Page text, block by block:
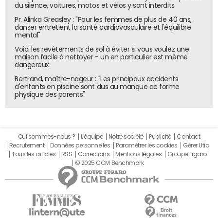
Microsoft versait l'amende de 497 millions d'euros que lui
avait infligé le 24 mars la Commission européenne pour
demandé à l'éditeur de "divulguer des informations
complètes et précises sur l'interopérabilité [
Window
] aux concepteurs de systèmes d'exploitation
pour serveurs de groupes de travail, et ce à des
conditions raisonnables".
hauteur de 82 millions de dollars, cette
opération permettait à l'équipementier de mettre la
main sur une solution de sauvegarde. Un outil qu'il
prévoyait d'intégrer à ses routeurs pour étendre leur
capacité de transfert de fichiers en environnement
(Wide Area Network), ainsi qu'à ses applications de
virtualisation de systèmes de stockage..
du silence, voitures, motos et vélos y sont interdits
Pr. Alinka Greasley : "Pour les femmes de plus de 40 ans,
danser entretient la santé cardiovasculaire et l'équilibre
mental"
Voici les revêtements de sol à éviter si vous voulez une
maison facile à nettoyer - un en particulier est même
dangereux
Bertrand, maître-nageur : "Les principaux accidents
d'enfants en piscine sont dus au manque de forme
physique des parents"
Qui sommes-nous ? L'équipe Notre société Publicité
Contact
Recrutement
Données personnelles Paramétrer les cookies
Gérer Utiq
Tous les articles
RSS Corrections Mentions légales
Groupe Figaro
© 2025 CCM Benchmark